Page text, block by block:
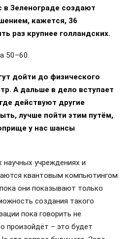
в Зеленограде создают
кажется, 36
раз крупнее голландских.
50–60.
дойти до физического
А дальше в дело вступает
действуют другие
лучше пойти этим путём,
у нас шансы
научных учреждениях и
квантовым компьютингом.
они показывают только
создания такого
пока говорить не
произойдёт – это будет